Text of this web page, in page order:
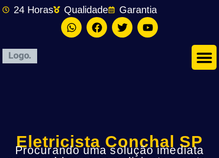
24 Horas Qualidade Garantia
Eletricista Conchal SP
Procurando uma solução imediata